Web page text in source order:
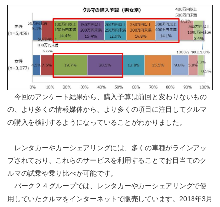
今回のアンケート結果から、購入予算は前回と変わりないもの
の、より多くの情報媒体から、より多くの項目に注目してクルマ
の購入を検討するようになっていることがわかりました。
レンタカーやカーシェアリングには、多くの車種がラインアッ
プされており、これらのサービスを利用することでお目当てのク
ルマの試乗や乗り比べが可能です。
パーク２４グループでは、レンタカーやカーシェアリングで使
用していたクルマをインターネットで販売しています。2018年3月